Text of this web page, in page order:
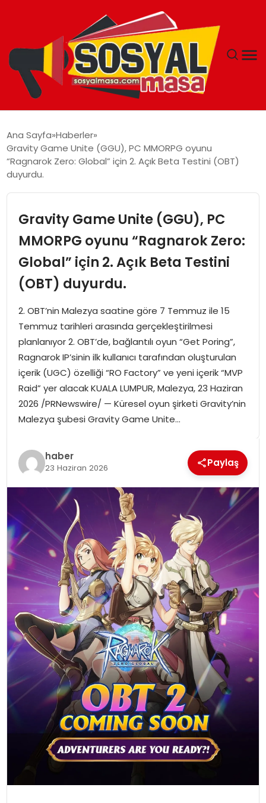
EKONOMI
TEKNOLOJI
EĞITIM
SPOR
GÜNDEM
MAGAZIN
Ana Sayfa Haberler
Gravity Game Unite (GGU), PC MMORPG oyunu
“Ragnarok Zero: Global” için 2. Açık Beta Testini (OBT)
duyurdu.
Gravity Game Unite (GGU), PC
MMORPG oyunu “Ragnarok Zero:
Global” için 2. Açık Beta Testini
(OBT) duyurdu.
2. OBT’nin Malezya saatine göre 7 Temmuz ile 15
Temmuz tarihleri arasında gerçekleştirilmesi
planlanıyor 2. OBT’de, bağlantılı oyun “Get Poring”,
Ragnarok IP’sinin ilk kullanıcı tarafından oluşturulan
içerik (UGC) özelliği “RO Factory” ve yeni içerik “MVP
Raid” yer alacak KUALA LUMPUR, Malezya, 23 Haziran
2026 /PRNewswire/ — Küresel oyun şirketi Gravity’nin
Malezya şubesi Gravity Game Unite…
haber
23 Haziran 2026 Paylaş